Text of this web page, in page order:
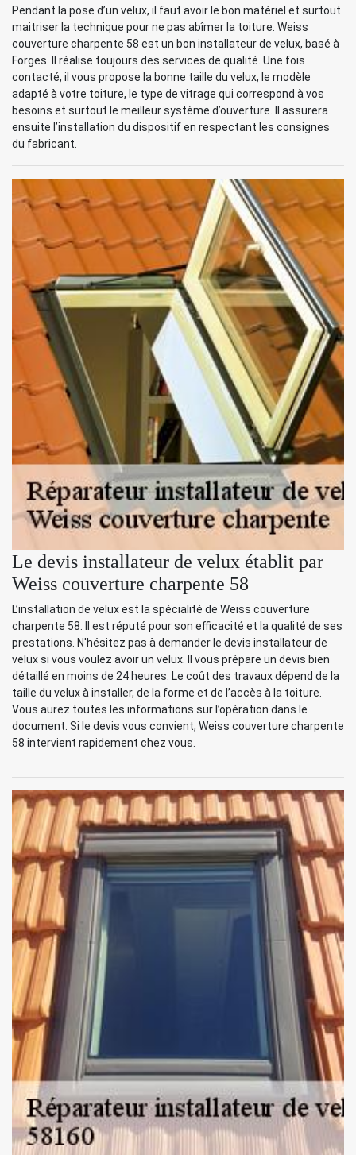
Pendant la pose d’un velux, il faut avoir le bon matériel et surtout
maitriser la technique pour ne pas abîmer la toiture. Weiss
couverture charpente 58 est un bon installateur de velux, basé à
Forges. Il réalise toujours des services de qualité. Une fois
contacté, il vous propose la bonne taille du velux, le modèle
adapté à votre toiture, le type de vitrage qui correspond à vos
besoins et surtout le meilleur système d’ouverture. Il assurera
ensuite l’installation du dispositif en respectant les consignes
du fabricant.
Le devis installateur de velux établit par
Weiss couverture charpente 58
L’installation de velux est la spécialité de Weiss couverture
charpente 58. Il est réputé pour son efficacité et la qualité de ses
prestations. N'hésitez pas à demander le devis installateur de
velux si vous voulez avoir un velux. Il vous prépare un devis bien
détaillé en moins de 24 heures. Le coût des travaux dépend de la
taille du velux à installer, de la forme et de l’accès à la toiture.
Vous aurez toutes les informations sur l’opération dans le
document. Si le devis vous convient, Weiss couverture charpente
58 intervient rapidement chez vous.